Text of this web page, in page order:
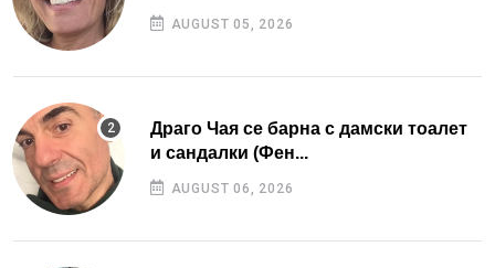
AUGUST 05, 2026
Драго Чая се барна с дамски тоалет
и сандалки (Фен...
AUGUST 06, 2026